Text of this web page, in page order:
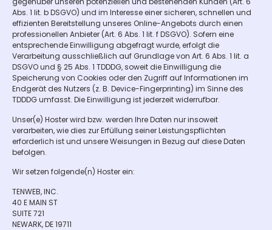
Abs. 1 lit. b DSGVO) und im Interesse einer sicheren, schnellen und
effizienten Bereitstellung unseres Online-Angebots durch einen
professionellen Anbieter (Art. 6 Abs. 1 lit. f DSGVO). Sofern eine
entsprechende Einwilligung abgefragt wurde, erfolgt die
Verarbeitung ausschließlich auf Grundlage von Art. 6 Abs. 1 lit. a
DSGVO und § 25 Abs. 1 TDDDG, soweit die Einwilligung die
Speicherung von Cookies oder den Zugriff auf Informationen im
Endgerät des Nutzers (z. B. Device-Fingerprinting) im Sinne des
TDDDG umfasst. Die Einwilligung ist jederzeit widerrufbar.
Unser(e) Hoster wird bzw. werden Ihre Daten nur insoweit
verarbeiten, wie dies zur Erfüllung seiner Leistungspflichten
erforderlich ist und unsere Weisungen in Bezug auf diese Daten
befolgen.
Wir setzen folgende(n) Hoster ein:
TENWEB, INC.
40 E MAIN ST
SUITE 721
NEWARK, DE 19711